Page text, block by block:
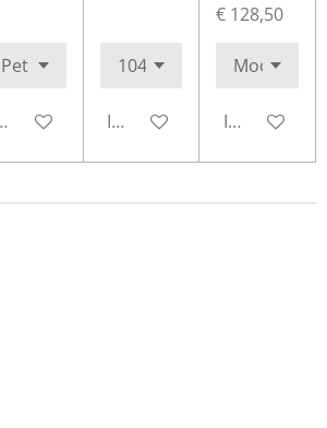
winkelwagenIn winkelwagen
€ 128,50
In